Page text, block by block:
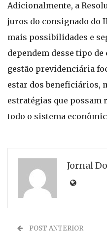
Adicionalmente, a
juros do consignado do
mais possibilidades e
dependem desse tipo
gestão previdenciária
estar dos beneficiários,
estratégias que
todo o sistema
Jornal
POST ANTERIOR